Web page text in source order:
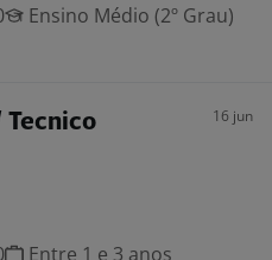
Ensino Médio (2º Grau)
16 jun
Entre 1 e 3 anos